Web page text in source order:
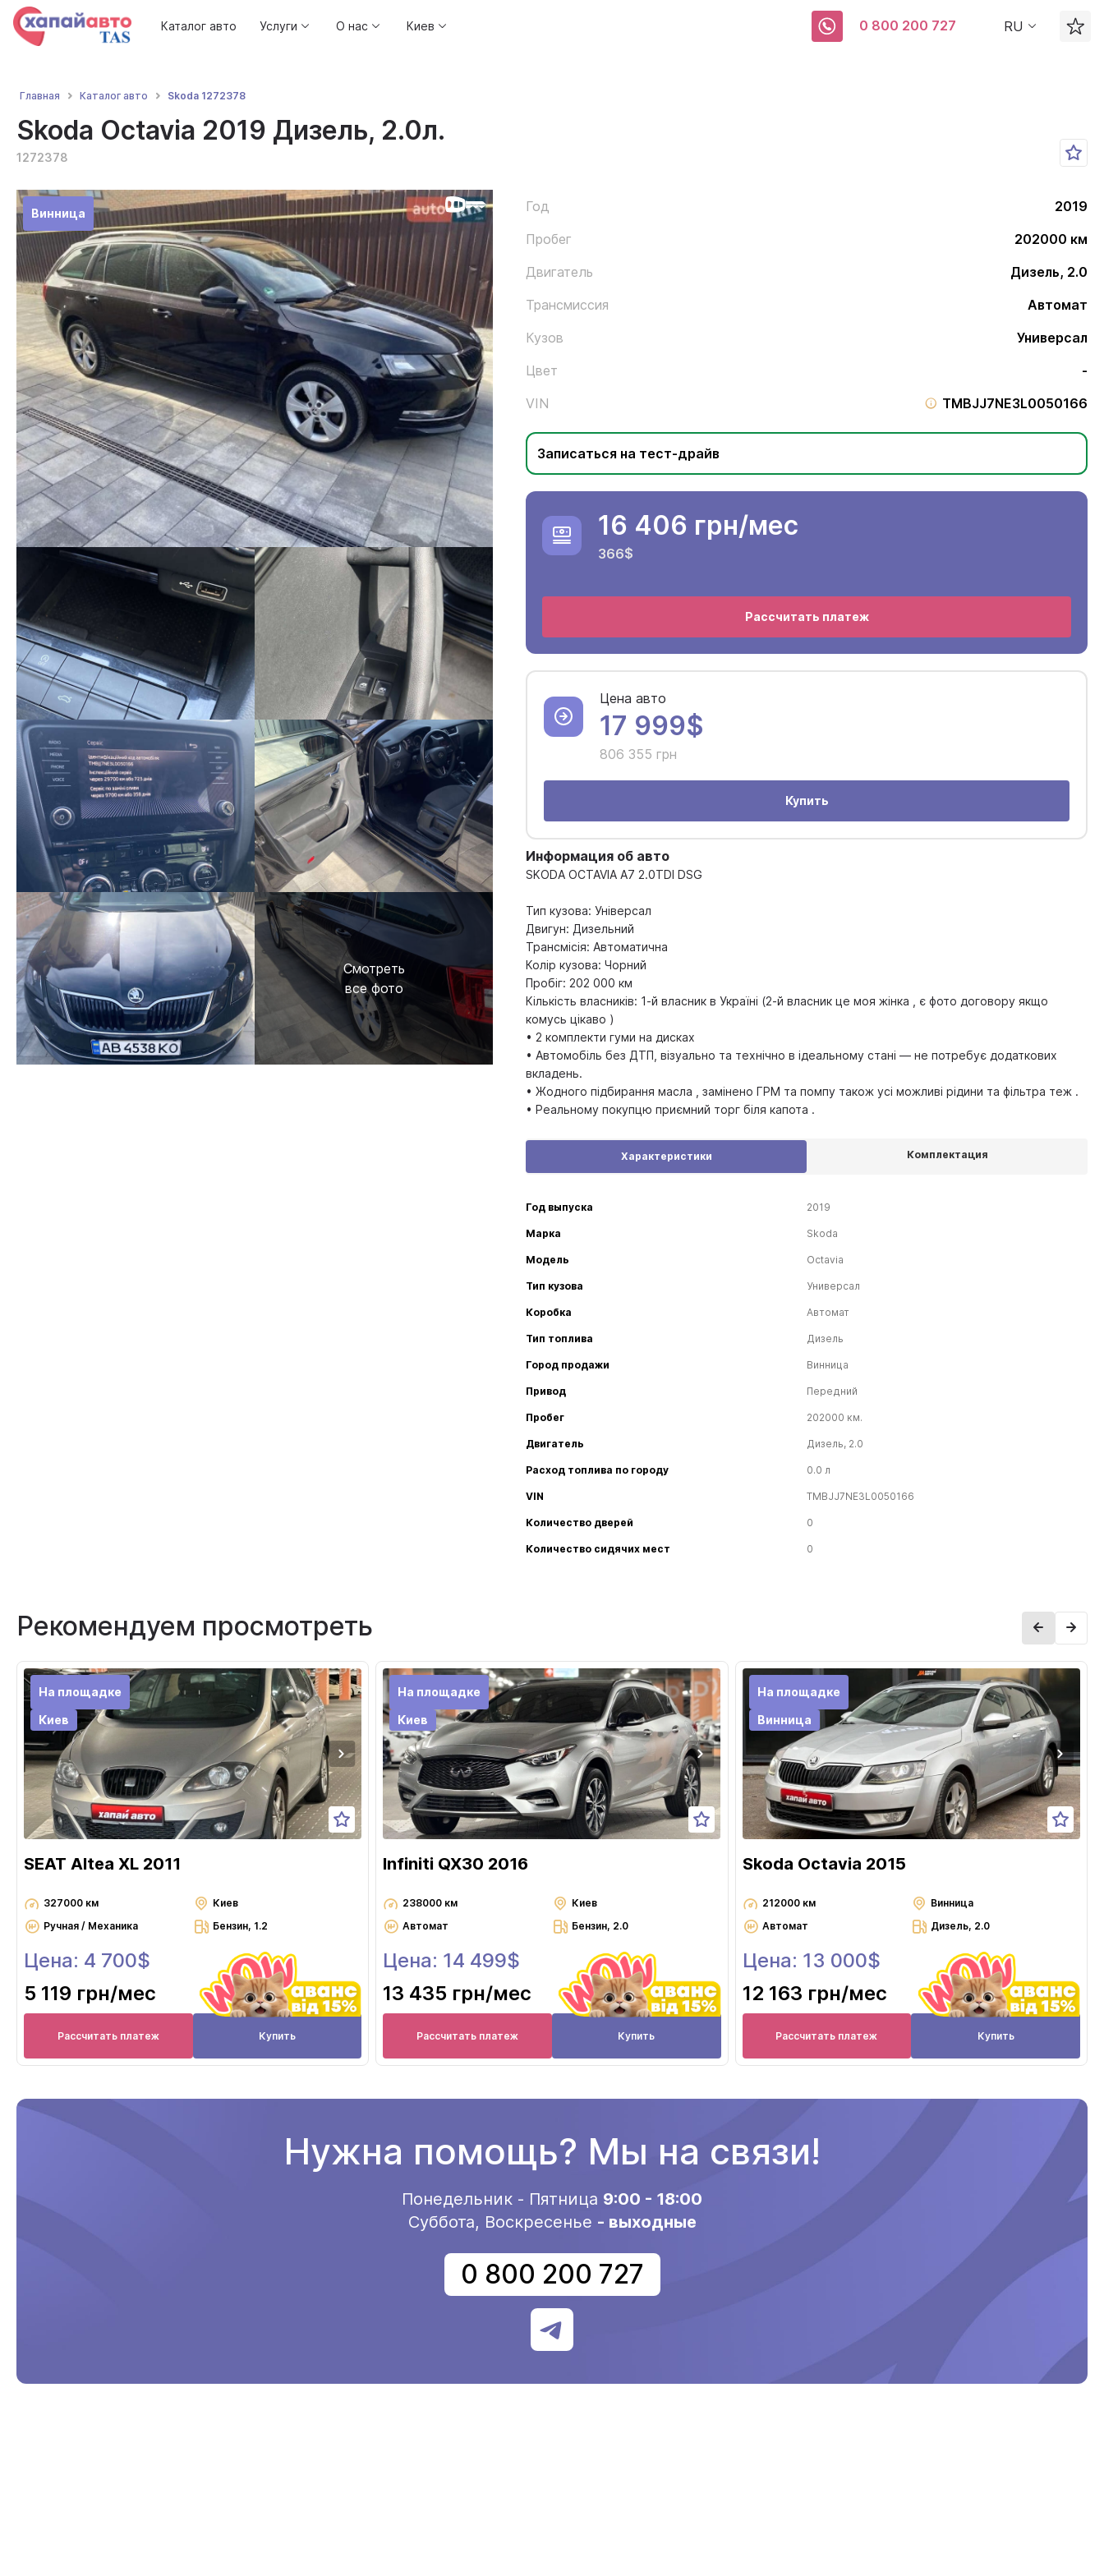
Каталог авто Услуги О нас Киев 0 800 200 727 RU
Главная Каталог авто Skoda 1272378
Skoda Octavia 2019 Дизель, 2.0л.
1272378
Винница
Смотреть
все фото
Год
2019
Пробег
202000 км
Двигатель
Дизель, 2.0
Трансмиссия
Автомат
Кузов
Универсал
Цвет
-
VIN
TMBJJ7NE3L0050166
Записаться на тест-драйв
16 406 грн/мес
366$
Рассчитать платеж
Цена авто
17 999$
806 355 грн
Купить
Информация об авто
SKODA OCTAVIA A7 2.0TDI DSG
Тип кузова: Універсал
Двигун: Дизельний
Трансмісія: Автоматична
Колір кузова: Чорний
Пробіг: 202 000 км
Кількість власників: 1-й власник в Україні (2-й власник це моя жінка , є фото договору якщо
комусь цікаво )
• 2 комплекти гуми на дисках
• Автомобіль без ДТП, візуально та технічно в ідеальному стані — не потребує додаткових
вкладень.
• Жодного підбирання масла , замінено ГРМ та помпу також усі можливі рідини та фільтра теж .
• Реальному покупцю приємний торг біля капота .
Характеристики Комплектация
Год выпуска 2019
Марка Skoda
Модель Octavia
Тип кузова Универсал
Коробка Автомат
Тип топлива Дизель
Город продажи Винница
Привод Передний
Пробег 202000 км.
Двигатель Дизель, 2.0
Расход топлива по городу 0.0 л
VIN TMBJJ7NE3L0050166
Количество дверей 0
Количество сидячих мест 0
Рекомендуем просмотреть
На площадке
Киев
SEAT Altea XL 2011
327000 км
Киев
Ручная / Механика
Бензин, 1.2
Цена: 4 700$
5 119 грн/мес
Рассчитать платеж Купить
На площадке
Киев
Infiniti QX30 2016
238000 км
Киев
Автомат
Бензин, 2.0
Цена: 14 499$
13 435 грн/мес
Рассчитать платеж Купить
На площадке
Винница
Skoda Octavia 2015
212000 км
Винница
Автомат
Дизель, 2.0
Цена: 13 000$
12 163 грн/мес
Рассчитать платеж Купить
Нужна помощь? Мы на связи!
Понедельник - Пятница 9:00 - 18:00
Суббота, Воскресенье - выходные
0 800 200 727